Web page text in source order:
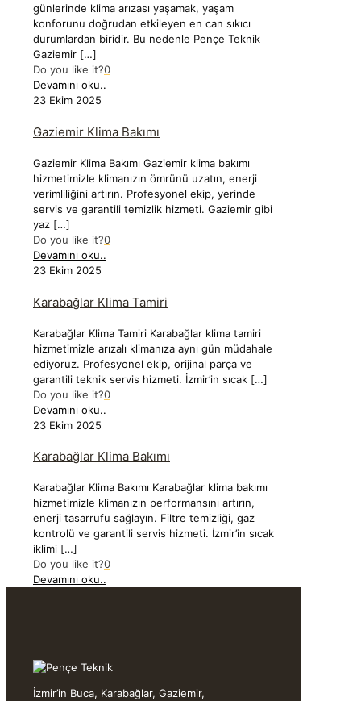
günlerinde klima arızası yaşamak, yaşam
konforunu doğrudan etkileyen en can sıkıcı
durumlardan biridir. Bu nedenle Pençe Teknik
Gaziemir […]
Do you like it?0
Devamını oku..
23 Ekim 2025
Gaziemir Klima Bakımı
Gaziemir Klima Bakımı Gaziemir klima bakımı
hizmetimizle klimanızın ömrünü uzatın, enerji
verimliliğini artırın. Profesyonel ekip, yerinde
servis ve garantili temizlik hizmeti. Gaziemir gibi
yaz […]
Do you like it?0
Devamını oku..
23 Ekim 2025
Karabağlar Klima Tamiri
Karabağlar Klima Tamiri Karabağlar klima tamiri
hizmetimizle arızalı klimanıza aynı gün müdahale
ediyoruz. Profesyonel ekip, orijinal parça ve
garantili teknik servis hizmeti. İzmir’in sıcak […]
Do you like it?0
Devamını oku..
23 Ekim 2025
Karabağlar Klima Bakımı
Karabağlar Klima Bakımı Karabağlar klima bakımı
hizmetimizle klimanızın performansını artırın,
enerji tasarrufu sağlayın. Filtre temizliği, gaz
kontrolü ve garantili servis hizmeti. İzmir’in sıcak
iklimi […]
Do you like it?0
Devamını oku..
İzmir’in Buca, Karabağlar, Gaziemir,